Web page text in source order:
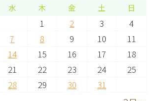
水 木 金 土 日
1 2 3
4
7 8 9 10
11
14 15 16 17
18
21 22 23 24
25
28 29 30 31